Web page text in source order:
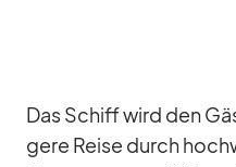
Das Schiff wird den
gere Reise durch